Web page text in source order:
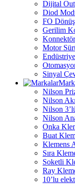
Dijital
Diod
FO
Gerilim
Motor
Sinyal
Nilson
Nilson
Nilson
Nilson
Onka
Buat
Klemens
Sıra
Soketli
Ray
10’lu